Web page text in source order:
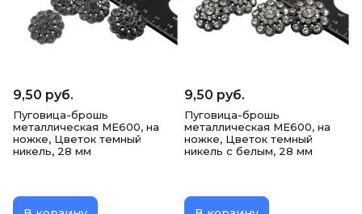
9,50 руб.
Пуговица-брошь
металлическая ME600, на
ножке, Цветок темный
никель, 28 мм
9,50 руб.
Пуговица-брошь
металлическая ME600, на
ножке, Цветок темный
никель с белым, 28 мм